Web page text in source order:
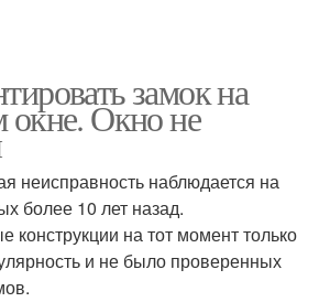
замок на
окне. Окно не
неисправность наблюдается на
более 10 лет назад.
конструкции на тот момент только
и не было проверенных